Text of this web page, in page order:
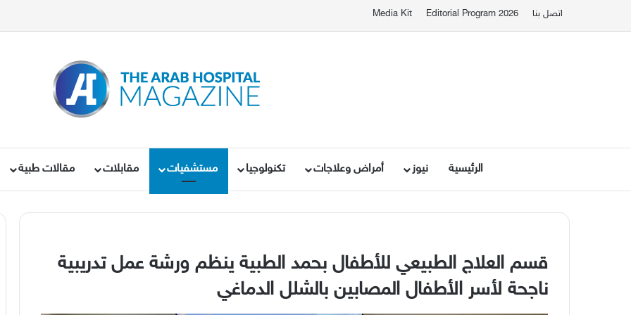
اتصل بنا Editorial Program 2026
Media Kit
الرئيسية نيوز أمراض وعلاجات تكنولوجيا مستشفيات مقابلات مقالات طبية
قسم العلاج الطبيعي للأطفال بحمد الطبية ينظم ورشة عمل تدريبية
ناجحة لأسر الأطفال المصابين بالشلل الدماغي